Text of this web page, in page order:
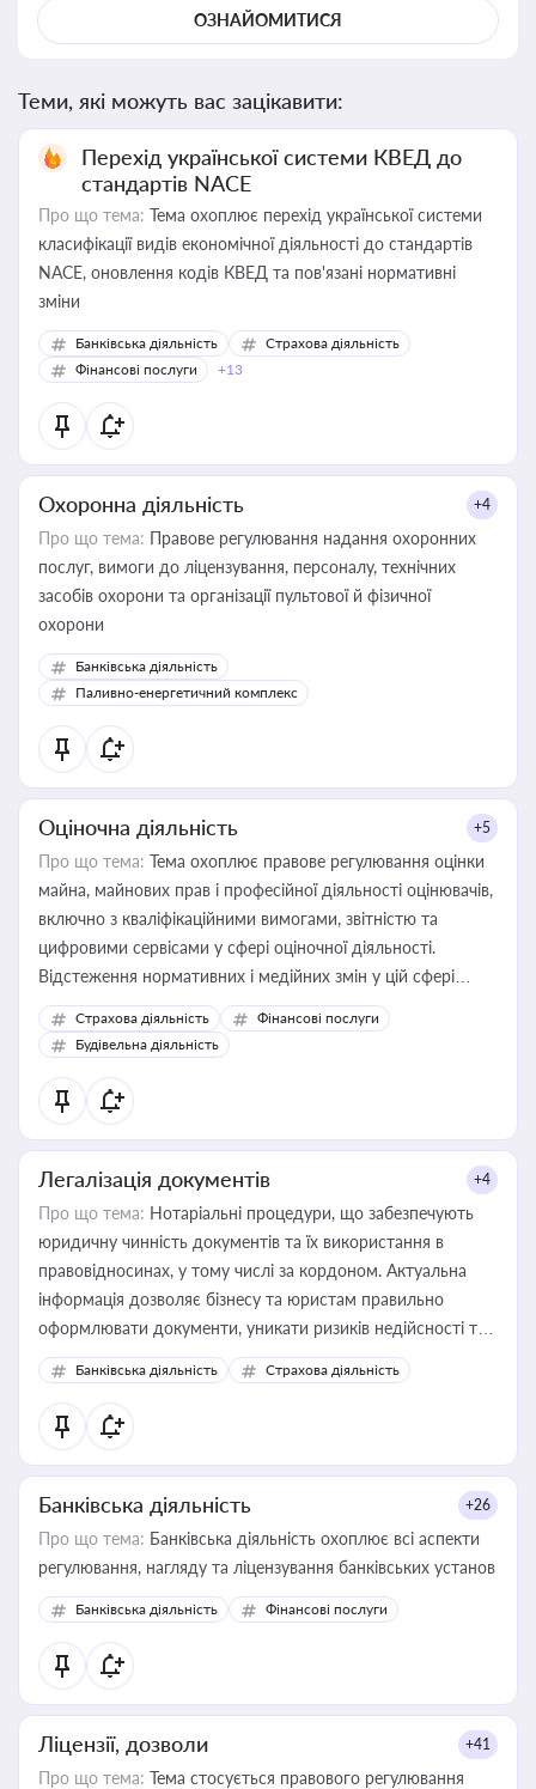
ОЗНАЙОМИТИСЯ
Теми, які можуть вас зацікавити:
Перехід української системи КВЕД до
стандартів NACE
Про що тема: Тема охоплює перехід української системи
класифікації видів економічної діяльності до стандартів
NACE, оновлення кодів КВЕД та пов'язані нормативні
зміни
Банківська діяльність
Страхова діяльність
Фінансові послуги
+13
Охоронна діяльність +4
Про що тема: Правове регулювання надання охоронних
послуг, вимоги до ліцензування, персоналу, технічних
засобів охорони та організації пультової й фізичної
охорони
Банківська діяльність
Паливно-енергетичний комплекс
Оціночна діяльність +5
Про що тема: Тема охоплює правове регулювання оцінки
майна, майнових прав і професійної діяльності оцінювачів,
включно з кваліфікаційними вимогами, звітністю та
цифровими сервісами у сфері оціночної діяльності.
Відстеження нормативних і медійних змін у цій сфері
корисне для власника бізнесу, керівника, юриста або
бухгалтера під час оподаткування, приватизації, оренди
державного майна, корпоративних угод і перевірки
статусу суб'єктів оціночної діяльності
Страхова діяльність
Фінансові послуги
Будівельна діяльність
Легалізація документів +4
Про що тема: Нотаріальні процедури, що забезпечують
юридичну чинність документів та їх використання в
правовідносинах, у тому числі за кордоном. Актуальна
інформація дозволяє бізнесу та юристам правильно
оформлювати документи, уникати ризиків недійсності та
забезпечувати їх належне прийняття органами влади та
контрагентами
Банківська діяльність Страхова діяльність
Банківська діяльність +26
Про що тема: Банківська діяльність охоплює всі аспекти
регулювання, нагляду та ліцензування банківських установ
Банківська діяльність Фінансові послуги
Ліцензії, дозволи +41
Про що тема: Тема стосується правового регулювання